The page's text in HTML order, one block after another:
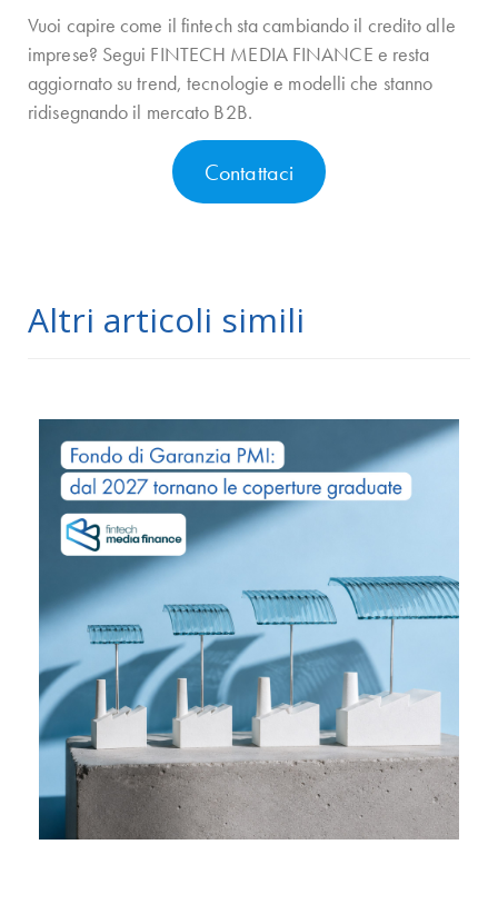
Vuoi capire come il fintech sta cambiando il credito alle
imprese? Segui FINTECH MEDIA FINANCE e resta
aggiornato su trend, tecnologie e modelli che stanno
ridisegnando il mercato B2B.
Contattaci
Altri articoli simili